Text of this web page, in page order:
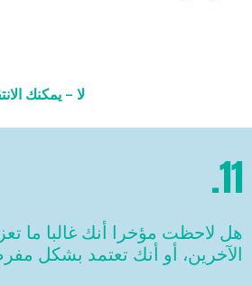
لا – يمكنك
11.
هل لاحظت مؤخرا أنك غالبا ما
الآخرين، أو أنك تعتمد بشكل